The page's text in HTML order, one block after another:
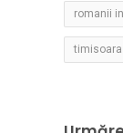
romanii
timisoara